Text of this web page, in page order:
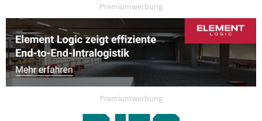
Premiumwerbung
Premiumwerbung